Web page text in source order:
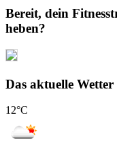
Bereit, dein
heben?
Das aktuelle
12°C